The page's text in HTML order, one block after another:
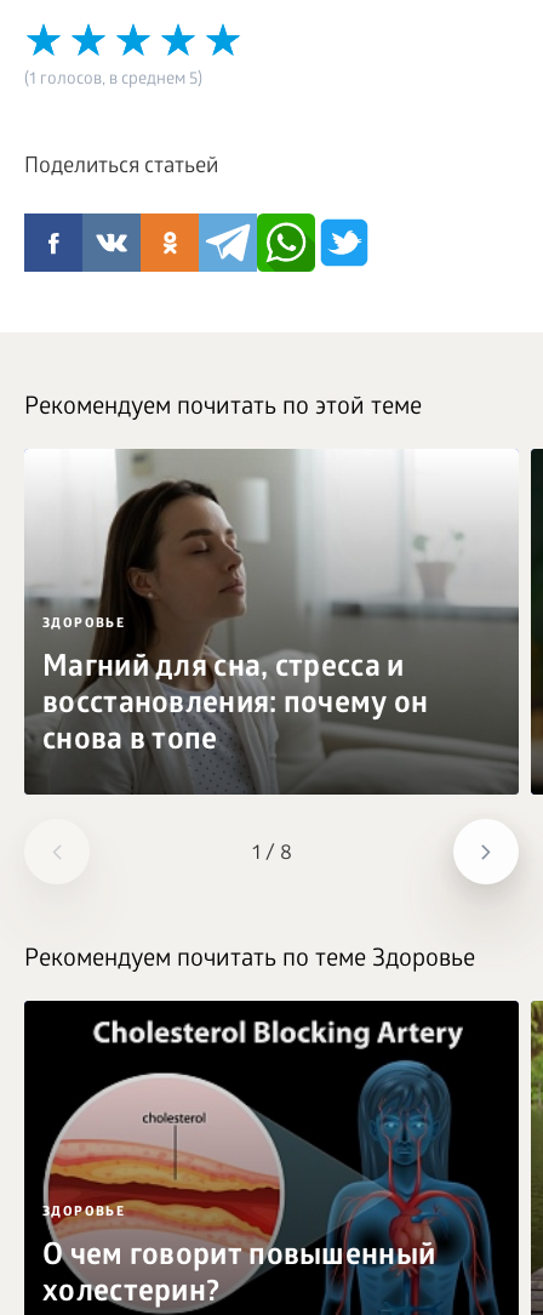
(1 голосов, в среднем 5)
Поделиться статьей
1 / 8
Рекомендуем почитать по этой теме
ЗДОРОВЬЕ
Магний для сна, стресса и
восстановления: почему он
снова в топе
Рекомендуем почитать по теме Здоровье
ЗДОРОВЬЕ
О чем говорит повышенный
холестерин?